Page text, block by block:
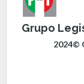
Grupo
2024©